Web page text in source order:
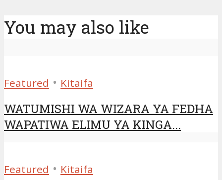
You may also like
Featured • Kitaifa
WATUMISHI WA WIZARA YA FEDHA
WAPATIWA ELIMU YA KINGA...
Featured • Kitaifa